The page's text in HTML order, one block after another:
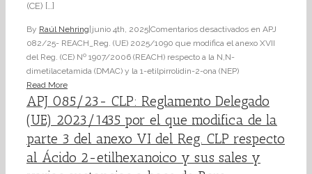
(CE) […]
By Raúl Nehring junio 4th, 2025 Comentarios desactivados en APJ
082/25- REACH_Reg. (UE) 2025/1090 que modifica el anexo XVII
del Reg. (CE) Nº 1907/2006 (REACH) respecto a la N,N-
dimetilacetamida (DMAC) y la 1-etilpirrolidin-2-ona (NEP)
Read More
APJ 085/23- CLP: Reglamento Delegado
(UE) 2023/1435 por el que modifica de la
parte 3 del anexo VI del Reg. CLP respecto
al Ácido 2-etilhexanoico y sus sales y